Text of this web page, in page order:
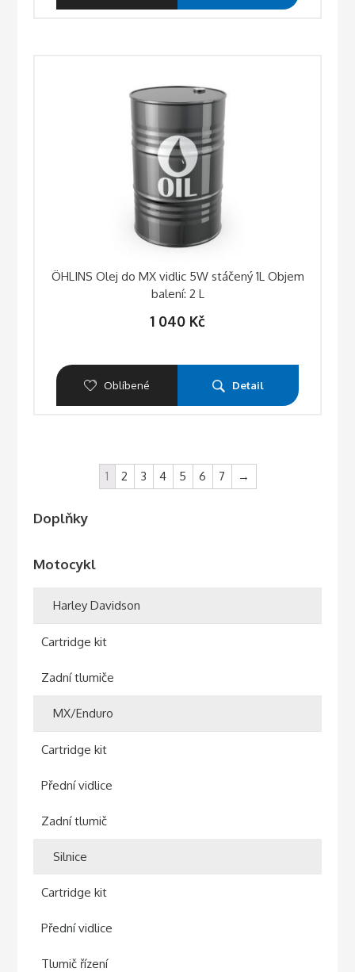
ÖHLINS Olej do MX vidlic 5W stáčený 1L Objem
balení: 2 L
1 040 Kč
Oblíbené Detail
1 2 3 4 5 6 7 →
Doplňky
Motocykl
Harley Davidson
Cartridge kit
Zadní tlumiče
MX/Enduro
Cartridge kit
Přední vidlice
Zadní tlumič
Silnice
Cartridge kit
Přední vidlice
Tlumič řízení